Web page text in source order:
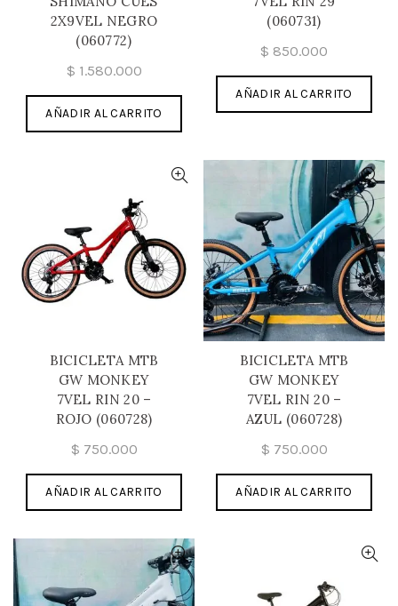
2X9VEL NEGRO
(060772)
$ 1.580.000
AÑADIR AL CARRITO
(060731)
$ 850.000
AÑADIR AL CARRITO
BICICLETA MTB
GW MONKEY
7VEL RIN 20 –
ROJO (060728)
$ 750.000
AÑADIR AL CARRITO
BICICLETA MTB
GW MONKEY
7VEL RIN 20 –
AZUL (060728)
$ 750.000
AÑADIR AL CARRITO